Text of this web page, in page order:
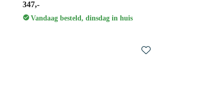
347,-
Vandaag besteld, dinsdag in huis